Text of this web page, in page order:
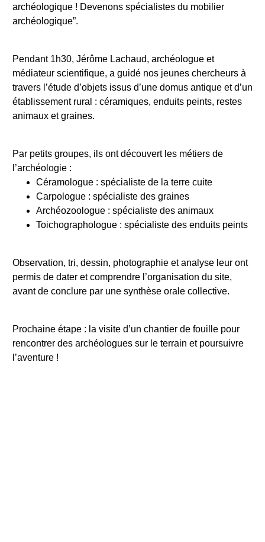
archéologique ! Devenons spécialistes du mobilier
archéologique”.
Pendant 1h30, Jérôme Lachaud, archéologue et
médiateur scientifique, a guidé nos jeunes chercheurs à
travers l’étude d’objets issus d’une domus antique et d’un
établissement rural : céramiques, enduits peints, restes
animaux et graines.
Par petits groupes, ils ont découvert les métiers de
l’archéologie :
Céramologue : spécialiste de la terre cuite
Carpologue : spécialiste des graines
Archéozoologue : spécialiste des animaux
Toichographologue : spécialiste des enduits peints
Observation, tri, dessin, photographie et analyse leur ont
permis de dater et comprendre l’organisation du site,
avant de conclure par une synthèse orale collective.
Prochaine étape : la visite d’un chantier de fouille pour
rencontrer des archéologues sur le terrain et poursuivre
l’aventure !